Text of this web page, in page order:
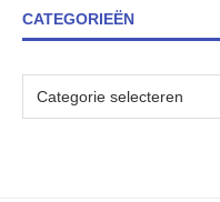
CATEGORIEËN